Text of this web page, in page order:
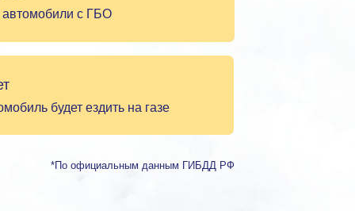
с ГБО
будет ездить на газе
*По официальным данным ГИБДД РФ